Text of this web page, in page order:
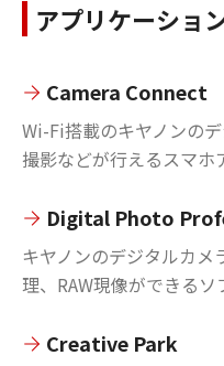
アプリケーショ
Camera Connect
Wi-Fi搭載のキヤノンの
撮影などが行えるスマホ
Digital Photo
キヤノンのデジタルカ
理、RAW現像ができるソ
Creative Park